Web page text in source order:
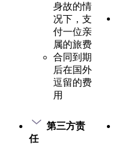
身故的情
况下，支
付一位亲
属的旅费
合同到期
后在国外
逗留的费
用
第三方责
任